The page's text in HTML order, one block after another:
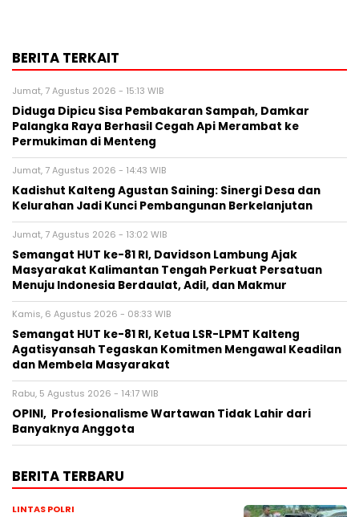
BERITA TERKAIT
Jumat, 7 Agustus 2026 - 15:13 WIB
Diduga Dipicu Sisa Pembakaran Sampah, Damkar
Palangka Raya Berhasil Cegah Api Merambat ke
Permukiman di Menteng
Jumat, 7 Agustus 2026 - 14:43 WIB
Kadishut Kalteng Agustan Saining: Sinergi Desa dan
Kelurahan Jadi Kunci Pembangunan Berkelanjutan
Jumat, 7 Agustus 2026 - 13:02 WIB
Semangat HUT ke-81 RI, Davidson Lambung Ajak
Masyarakat Kalimantan Tengah Perkuat Persatuan
Menuju Indonesia Berdaulat, Adil, dan Makmur
Kamis, 6 Agustus 2026 - 08:33 WIB
Semangat HUT ke-81 RI, Ketua LSR-LPMT Kalteng
Agatisyansah Tegaskan Komitmen Mengawal Keadilan
dan Membela Masyarakat
Rabu, 5 Agustus 2026 - 14:17 WIB
OPINI, Profesionalisme Wartawan Tidak Lahir dari
Banyaknya Anggota
BERITA TERBARU
LINTAS POLRI